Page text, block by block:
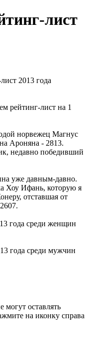
лист
рейтинг-лист на 1
норвежец Магнус
Ароняна - 2813.
недавно победивший
уже давным-давно.
Хоу Ифань, которую я
отставшая от
могут оставлять
на иконку справа